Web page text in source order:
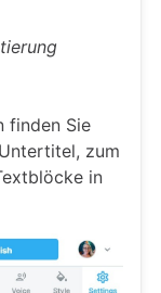
finden Sie
zum
in